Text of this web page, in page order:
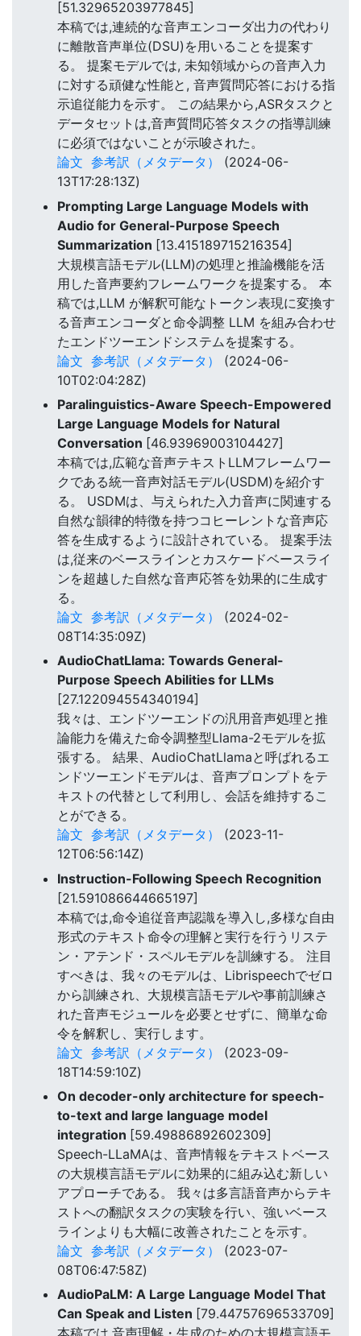
[51.32965203977845]
本稿では,連続的な音声エンコーダ出力の代わり
に離散音声単位(DSU)を用いることを提案す
る。 提案モデルでは, 未知領域からの音声入力
に対する頑健な性能と, 音声質問応答における指
示追従能力を示す。 この結果から,ASRタスクと
データセットは,音声質問応答タスクの指導訓練
に必須ではないことが示唆された。
論文 参考訳（メタデータ）
(2024-06-
13T17:28:13Z)
Prompting Large Language Models with
Audio for General-Purpose Speech
Summarization [13.415189715216354]
大規模言語モデル(LLM)の処理と推論機能を活
用した音声要約フレームワークを提案する。 本
稿では,LLM が解釈可能なトークン表現に変換す
る音声エンコーダと命令調整 LLM を組み合わせ
たエンドツーエンドシステムを提案する。
論文 参考訳（メタデータ）
(2024-06-
10T02:04:28Z)
Paralinguistics-Aware Speech-Empowered
Large Language Models for Natural
Conversation [46.93969003104427]
本稿では,広範な音声テキストLLMフレームワー
クである統一音声対話モデル(USDM)を紹介す
る。 USDMは、与えられた入力音声に関連する
自然な韻律的特徴を持つコヒーレントな音声応
答を生成するように設計されている。 提案手法
は,従来のベースラインとカスケードベースライ
ンを超越した自然な音声応答を効果的に生成す
る。
論文 参考訳（メタデータ）
(2024-02-
08T14:35:09Z)
AudioChatLlama: Towards General-
Purpose Speech Abilities for LLMs
[27.122094554340194]
我々は、エンドツーエンドの汎用音声処理と推
論能力を備えた命令調整型Llama-2モデルを拡
張する。 結果、AudioChatLlamaと呼ばれるエ
ンドツーエンドモデルは、音声プロンプトをテ
キストの代替として利用し、会話を維持するこ
とができる。
論文 参考訳（メタデータ）
(2023-11-
12T06:56:14Z)
Instruction-Following Speech Recognition
[21.591086644665197]
本稿では,命令追従音声認識を導入し,多様な自由
形式のテキスト命令の理解と実行を行うリステ
ン・アテンド・スペルモデルを訓練する。 注目
すべきは、我々のモデルは、Librispeechでゼロ
から訓練され、大規模言語モデルや事前訓練さ
れた音声モジュールを必要とせずに、簡単な命
令を解釈し、実行します。
論文 参考訳（メタデータ）
(2023-09-
18T14:59:10Z)
On decoder-only architecture for speech-
to-text and large language model
integration [59.49886892602309]
Speech-LLaMAは、音声情報をテキストベース
の大規模言語モデルに効果的に組み込む新しい
アプローチである。 我々は多言語音声からテキ
ストへの翻訳タスクの実験を行い、強いベース
ラインよりも大幅に改善されたことを示す。
論文 参考訳（メタデータ）
(2023-07-
08T06:47:58Z)
AudioPaLM: A Large Language Model That
Can Speak and Listen [79.44757696533709]